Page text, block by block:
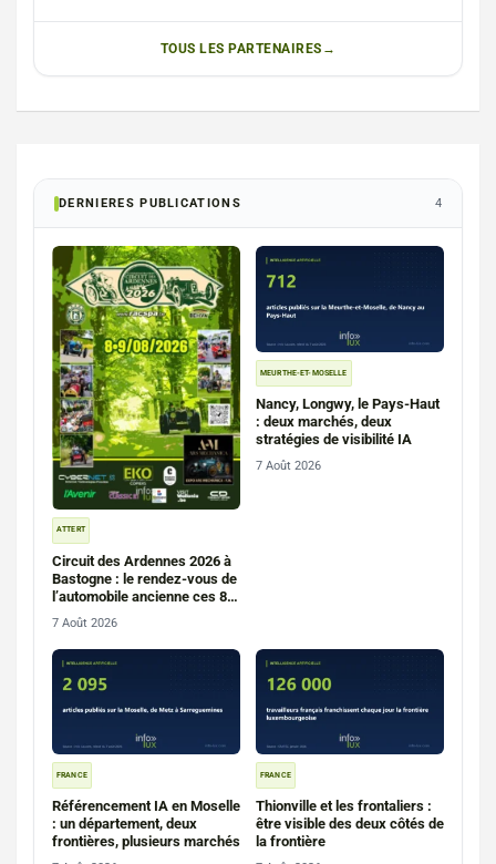
TOUS LES PARTENAIRES
DERNIERES PUBLICATIONS 4
ATTERT
Circuit des Ardennes 2026 à
Bastogne : le rendez-vous de
l’automobile ancienne ces 8
et 9 août
7 Août 2026
MEURTHE-ET-MOSELLE
Nancy, Longwy, le Pays-Haut
: deux marchés, deux
stratégies de visibilité IA
7 Août 2026
FRANCE
Référencement IA en Moselle
: un département, deux
frontières, plusieurs marchés
FRANCE
Thionville et les frontaliers :
être visible des deux côtés de
la frontière